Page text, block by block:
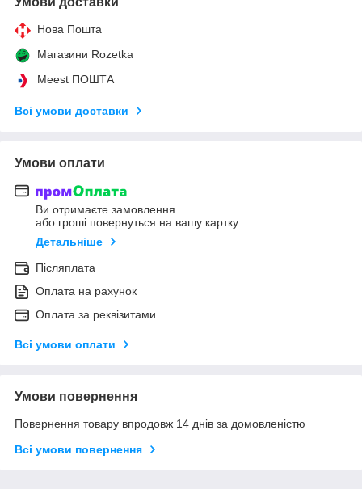
Нова Пошта
Магазини Rozetka
Meest ПОШТА
Всі умови доставки
Умови оплати
Ви отримаєте замовлення
або гроші повернуться на вашу картку
Детальніше
Післяплата
Оплата на рахунок
Оплата за реквізитами
Всі умови оплати
Умови повернення
Повернення товару впродовж 14 днів за домовленістю
Всі умови повернення